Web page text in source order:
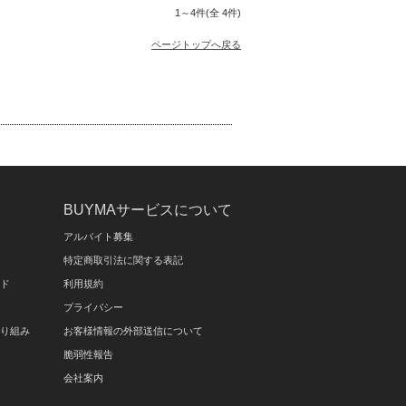
1～4件(全 4件)
ページトップへ戻る
組み
BUYMAサービスについて
アルバイト募集
特定商取引法に関する表記
利用規約
プライバシー
お客様情報の外部送信について
脆弱性報告
会社案内